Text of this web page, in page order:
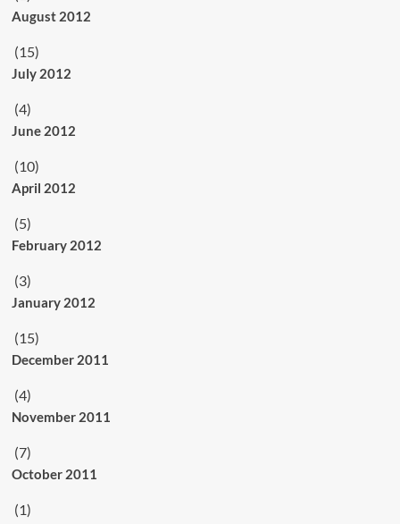
August 2012
(15)
July 2012
(4)
June 2012
(10)
April 2012
(5)
February 2012
(3)
January 2012
(15)
December 2011
(4)
November 2011
(7)
October 2011
(1)